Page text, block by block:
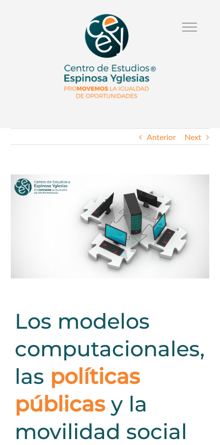
Anterior Next
Ver
Imagen
Los modelos
computacionales,
las políticas
públicas y la
movilidad social